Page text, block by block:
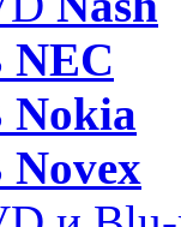
NEC
Nokia
Novex